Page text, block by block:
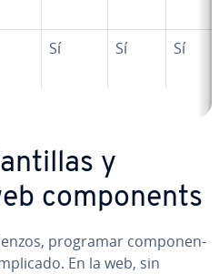
Sí Sí Sí
y
co­m­po­ne­nts
programar co­m­po­ne­n­
En la web, sin